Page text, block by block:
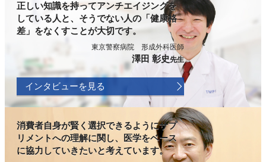
正しい知識を持ってアンチエイジングを
している人と、そうでない人の「健康格
差」をなくすことが大切です。
東京警察病院 形成外科医師
澤田 彰史先生
インタビューを見る
消費者自身が賢く選択できるようにサプ
リメントへの理解に関し、医学をベース
に協力していきたいと考えています。